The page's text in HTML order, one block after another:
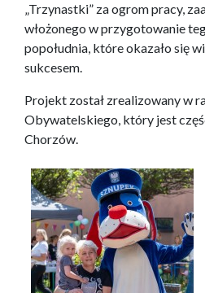
„Trzynastki” za ogrom pracy,
włożonego w przygotowanie
popołudnia, które okazało się
sukcesem.
Projekt został zrealizowany w
Obywatelskiego, który jest
Chorzów.